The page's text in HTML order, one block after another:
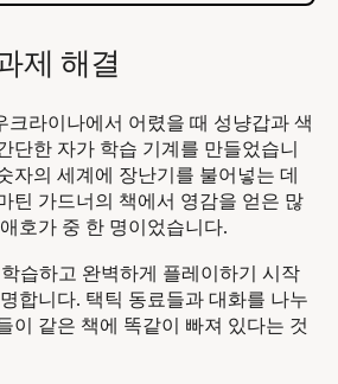
제 해결
크라이나에서 어렸을 때 성냥갑과 색
단한 자가 학습 기계를 만들었습니
자의 세계에 장난기를 불어넣는 데
틴 가드너의 책에서 영감을 얻은 많
호가 중 한 명이었습니다.
습하고 완벽하게 플레이하기 시작
합니다. 택틱 동료들과 대화를 나누
이 같은 책에 똑같이 빠져 있다는 것